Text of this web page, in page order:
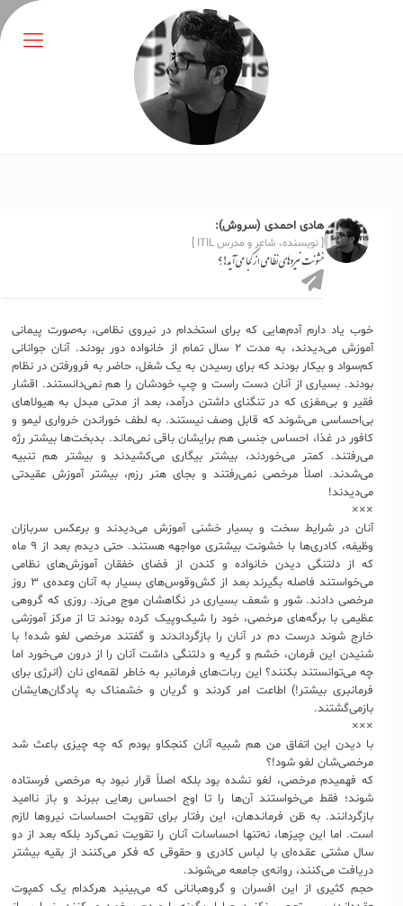
هادی احمدی (سروش):
[ نویسنده، شاعر و مدرس ITIL ]
خشونت نیروهای نظامی از کجا می‌آید!؟
خوب یاد دارم آدم‌هایی که برای استخدام در نیروی نظامی، به‌صورت پیمانی
آموزش می‌دیدند، به مدت ۲ سال تمام از خانواده دور بودند. آنان جوانانی
کم‌سواد و بیکار بودند که برای رسیدن به یک شغل، حاضر به فرورفتن در نظام
بودند. بسیاری از آنان دست راست و چپ خودشان را هم نمی‌دانستند. اقشار
فقیر و بی‌مغزی که در تنگنای داشتن درآمد، بعد از مدتی مبدل به هیولاهای
بی‌احساسی می‌شوند که قابل وصف نیستند. به لطف خوراندن خرواری لیمو و
کافور در غذا، احساس جنسی هم برایشان باقی نمی‌ماند. بدبخت‌ها بیشتر رژه
می‌رفتند. کمتر می‌خوردند، بیشتر بیگاری می‌کشیدند و بیشتر هم تنبیه
می‌شدند. اصلاً مرخصی نمی‌رفتند و بجای هنر رزم، بیشتر آموزش عقیدتی
می‌دیدند!
×××
آنان در شرایط سخت و بسیار خشنی آموزش می‌دیدند و برعکس سربازان
وظیفه، کادری‌ها با خشونت بیشتری مواجهه هستند. حتی دیدم بعد از ۹ ماه
که از دلتنگی دیدن خانواده و کندن از فضای خفقان آموزش‌های نظامی
می‌خواستند فاصله بگیرند بعد از کش‌وقوس‌های بسیار به آنان وعده‌ی ۳ روز
مرخصی دادند. شور و شعف بسیاری در نگاهشان موج می‌زد. روزی که گروهی
عظیمی با برگه‌های مرخصی، خود را شیک‌وپیک کرده بودند تا از مرکز آموزشی
خارج شوند درست دم در آنان را بازگرداندند و گفتند مرخصی لغو شده! با
شنیدن این فرمان، خشم و گریه و دلتنگی داشت آنان را از درون می‌خورد اما
چه می‌توانستند بکنند؟ این ربات‌های فرمانبر به خاطر لقمه‌ای نان (انرژی برای
فرمانبری بیشتر!) اطاعت امر کردند و گریان و خشمناک به پادگان‌هایشان
بازمی‌گشتند.
×××
با دیدن این اتفاق من هم شبیه آنان کنجکاو بودم که چه چیزی باعث شد
مرخصی‌شان لغو شود!؟
که فهمیدم مرخصی، لغو نشده بود بلکه اصلاً قرار نبود به مرخصی فرستاده
شوند؛ فقط می‌خواستند آن‌ها را تا اوج احساس رهایی ببرند و باز ناامید
بازگردانند. به ظن فرماندهان، این رفتار برای تقویت احساسات نیروها لازم
است. اما این چیزها، نه‌تنها احساسات آنان را تقویت نمی‌کرد بلکه بعد از دو
سال مشتی عقده‌ای با لباس کادری و حقوقی که فکر می‌کنند از بقیه بیشتر
دریافت می‌کنند، روانه‌ی جامعه می‌شوند.
حجم کثیری از این افسران و گروهبانانی که می‌بینید هرکدام یک کمپوت